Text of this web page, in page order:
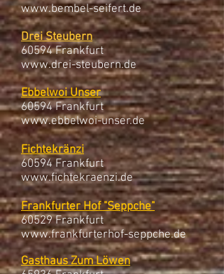
www.bembel-seifert.de
Drei Steubern
60594 Frankfurt
www.drei-steubern.de
Ebbelwoi Unser
60594 Frankfurt
www.ebbelwoi-unser.de
Fichtekränzi
60594 Frankfurt
www.fichtekraenzi.de
Frankfurter Hof "Seppche"
60529 Frankfurt
www.frankfurterhof-seppche.de
Gasthaus Zum Löwen